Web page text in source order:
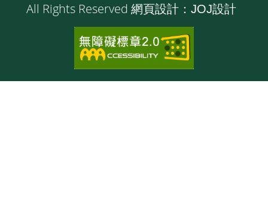
All Rights Reserved 網頁設計： JOJ設計